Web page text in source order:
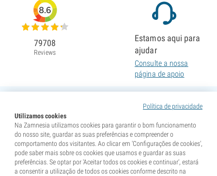
Política de privacidade
Utilizamos cookies
Na Zamnesia utilizamos cookies para garantir o bom funcionamento
do nosso site, guardar as suas preferências e compreender o
comportamento dos visitantes. Ao clicar em 'Configurações de cookies',
pode saber mais sobre os cookies que usamos e guardar as suas
preferências. Se optar por 'Aceitar todos os cookies e continuar', estará
a consentir a utilização de todos os cookies conforme descrito na
8.6
79708
Reviews
Estamos aqui para
ajudar
Consulte a nossa
página de apoio